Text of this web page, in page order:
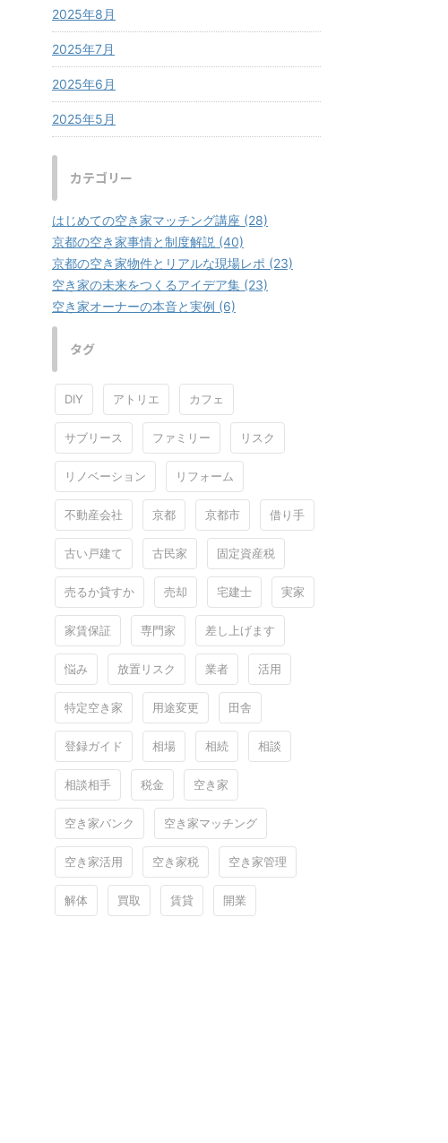
2025年8月
2025年7月
2025年6月
2025年5月
カテゴリー
はじめての空き家マッチング講座 (28)
京都の空き家事情と制度解説 (40)
京都の空き家物件とリアルな現場レポ (23)
空き家の未来をつくるアイデア集 (23)
空き家オーナーの本音と実例 (6)
タグ
DIY アトリエ カフェ
サブリース ファミリー リスク
リノベーション リフォーム
不動産会社 京都 京都市 借り手
古い戸建て 古民家 固定資産税
売るか貸すか 売却 宅建士 実家
家賃保証 専門家 差し上げます
悩み 放置リスク 業者 活用
特定空き家 用途変更 田舎
登録ガイド 相場 相続 相談
相談相手 税金 空き家
空き家バンク 空き家マッチング
空き家活用 空き家税 空き家管理
解体 買取 賃貸 開業